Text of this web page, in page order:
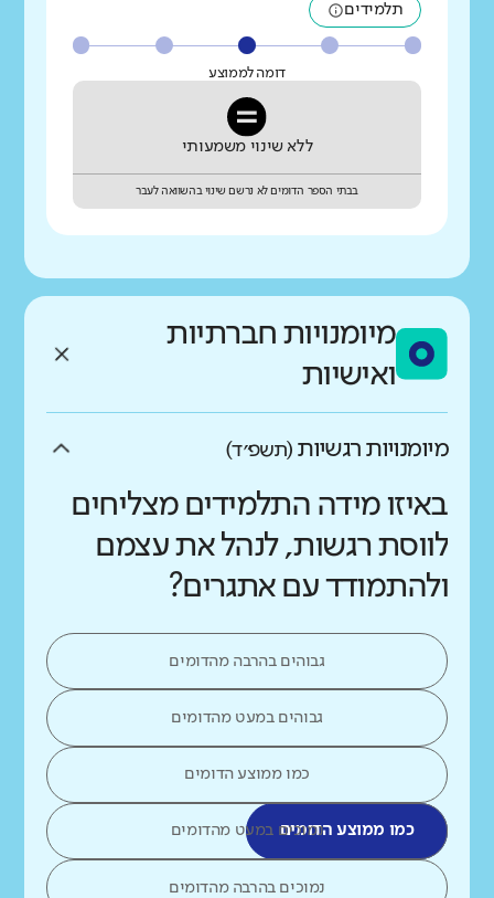
תלמידים
דומה לממוצע
ללא שינוי משמעותי
בבתי הספר הדומים לא נרשם שינוי בהשוואה לעבר
מיומנויות חברתיות
ואישיות
מיומנויות רגשיות (תשפ״ד)
באיזו מידה התלמידים מצליחים
לווסת רגשות, לנהל את עצמם
ולהתמודד עם אתגרים?
גבוהים בהרבה מהדומים
גבוהים במעט מהדומים
כמו ממוצע הדומים
כמו ממוצע הדומיםנמוכים במעט מהדומים
נמוכים בהרבה מהדומים